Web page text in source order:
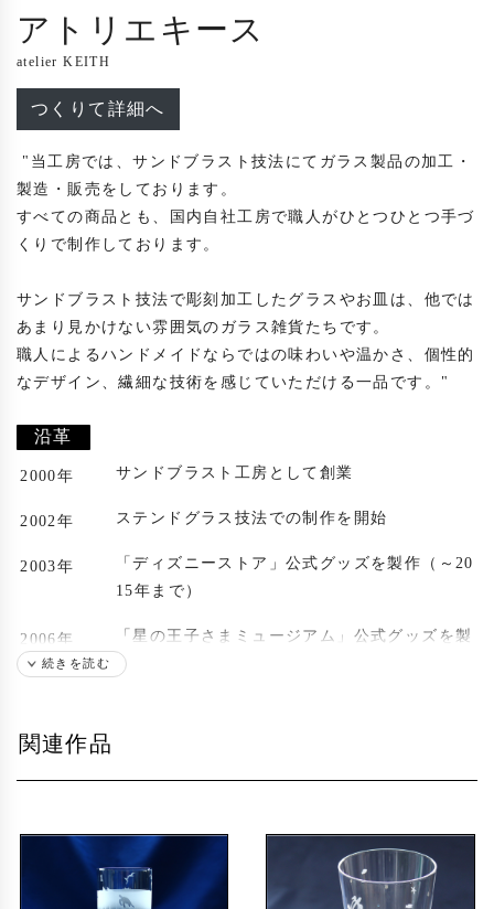
アトリエキース
atelier KEITH
つくりて詳細へ
製造・販売をしております。
すべての商品とも、国内自社工房で職人がひとつひとつ手づ
くりで制作しております。
サンドブラスト技法で彫刻加工したグラスやお皿は、他では
あまり見かけない雰囲気のガラス雑貨たちです。
職人によるハンドメイドならではの味わいや温かさ、個性的
なデザイン、繊細な技術を感じていただける一品です。"
沿革
2000年 サンドブラスト工房として創業
2002年 ステンドグラス技法での制作を開始
2003年
「ディズニーストア」公式グッズを製作（～20
15年まで）
2006年
「星の王子さまミュージアム」公式グッズを製
作
2014年 「株式会社アトリエキース」設立
販促活動を開始
銀座和光様のガラス製品への名入れ加工業務を
続きを読む
関連作品